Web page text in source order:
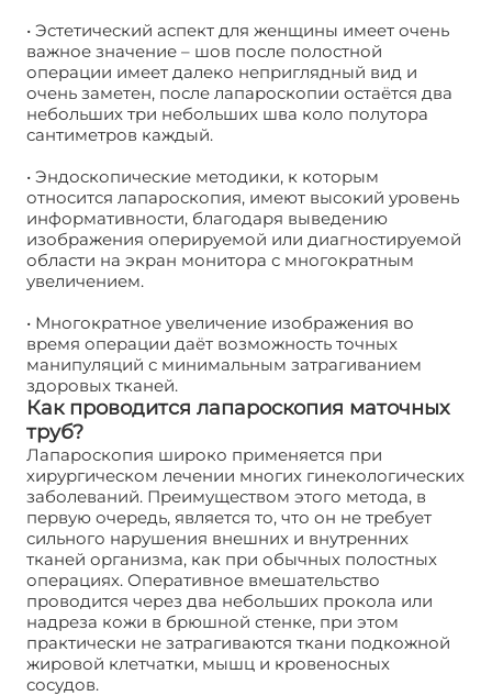
• Эстетический аспект для женщины имеет очень
важное значение – шов после полостной
операции имеет далеко неприглядный вид и
очень заметен, после лапароскопии остаётся два
небольших три небольших шва коло полутора
сантиметров каждый.
• Эндоскопические методики, к которым
относится лапароскопия, имеют высокий уровень
информативности, благодаря выведению
изображения оперируемой или диагностируемой
области на экран монитора с многократным
увеличением.
• Многократное увеличение изображения во
время операции даёт возможность точных
манипуляций с минимальным затрагиванием
здоровых тканей.
Как проводится лапароскопия маточных
труб?
Лапароскопия широко применяется при
хирургическом лечении многих гинекологических
заболеваний. Преимуществом этого метода, в
первую очередь, является то, что он не требует
сильного нарушения внешних и внутренних
тканей организма, как при обычных полостных
операциях. Оперативное вмешательство
проводится через два небольших прокола или
надреза кожи в брюшной стенке, при этом
практически не затрагиваются ткани подкожной
жировой клетчатки, мышц и кровеносных
сосудов.